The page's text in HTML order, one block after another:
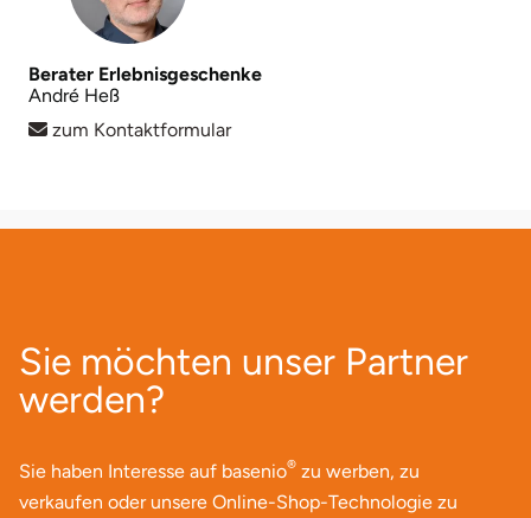
Berater Erlebnisgeschenke
André Heß
zum Kontaktformular
Sie möchten unser Partner
werden?
Sie haben Interesse auf basenio® zu werben, zu
verkaufen oder unsere Online-Shop-Technologie zu
Koblenz
Kronach
Landshut
Leipzig